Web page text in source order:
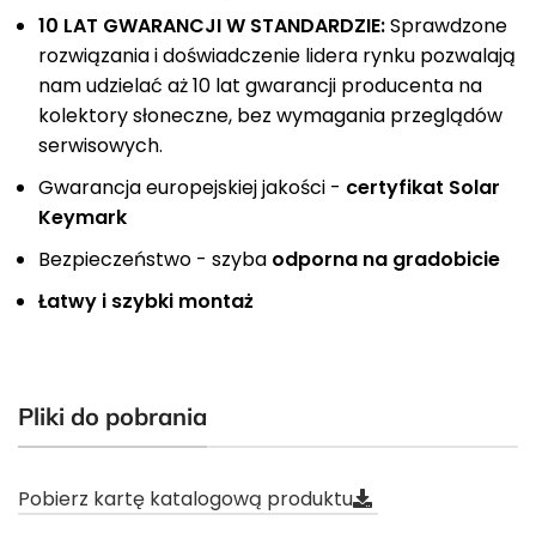
10 LAT GWARANCJI W STANDARDZIE:Sprawdzone
rozwiązania i doświadczenie lidera rynku pozwalają
nam udzielać aż 10 lat gwarancji producenta na
kolektory słoneczne, bez wymagania przeglądów
serwisowych.
Gwarancja europejskiej jakości - certyfikat Solar
Keymark
Bezpieczeństwo - szyba odporna na gradobicie
Łatwy i szybki montaż
Pliki do pobrania
Pobierz kartę katalogową produktu